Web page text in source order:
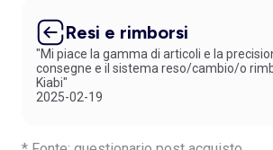
Resi e rimborsi
"Mi piace la gamma di articoli e la
consegne e il sistema reso/cambio/o
Kiabi"
2025-02-19